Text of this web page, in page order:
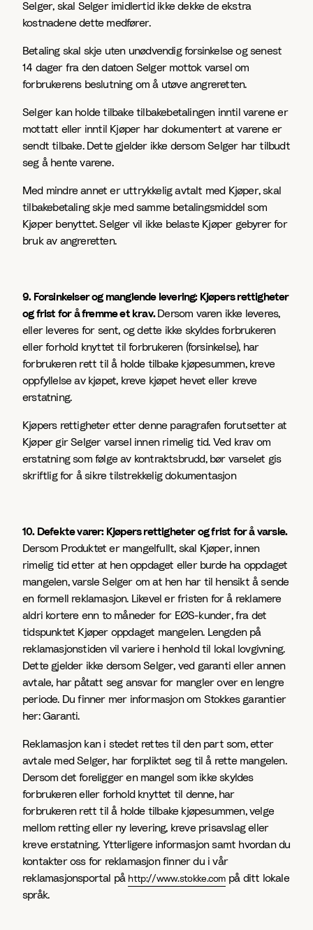
Selger, skal Selger imidlertid ikke dekke de ekstra
kostnadene dette medfører.
Betaling skal skje uten unødvendig forsinkelse og senest
14 dager fra den datoen Selger mottok varsel om
forbrukerens beslutning om å utøve angreretten.
Selger kan holde tilbake tilbakebetalingen inntil varene er
mottatt eller inntil Kjøper har dokumentert at varene er
sendt tilbake. Dette gjelder ikke dersom Selger har tilbudt
seg å hente varene.
Med mindre annet er uttrykkelig avtalt med Kjøper, skal
tilbakebetaling skje med samme betalingsmiddel som
Kjøper benyttet. Selger vil ikke belaste Kjøper gebyrer for
bruk av angreretten.
9. Forsinkelser og manglende levering: Kjøpers rettigheter
og frist for å fremme et krav. Dersom varen ikke leveres,
eller leveres for sent, og dette ikke skyldes forbrukeren
eller forhold knyttet til forbrukeren (forsinkelse), har
forbrukeren rett til å holde tilbake kjøpesummen, kreve
oppfyllelse av kjøpet, kreve kjøpet hevet eller kreve
erstatning.
Kjøpers rettigheter etter denne paragrafen forutsetter at
Kjøper gir Selger varsel innen rimelig tid. Ved krav om
erstatning som følge av kontraktsbrudd, bør varselet gis
skriftlig for å sikre tilstrekkelig dokumentasjon
10. Defekte varer: Kjøpers rettigheter og frist for å varsle.
Dersom Produktet er mangelfullt, skal Kjøper, innen
rimelig tid etter at hen oppdaget eller burde ha oppdaget
mangelen, varsle Selger om at hen har til hensikt å sende
en formell reklamasjon. Likevel er fristen for å reklamere
aldri kortere enn to måneder for EØS-kunder, fra det
tidspunktet Kjøper oppdaget mangelen. Lengden på
reklamasjonstiden vil variere i henhold til lokal lovgivning.
Dette gjelder ikke dersom Selger, ved garanti eller annen
avtale, har påtatt seg ansvar for mangler over en lengre
periode. Du finner mer informasjon om Stokkes garantier
her: Garanti.
Reklamasjon kan i stedet rettes til den part som, etter
avtale med Selger, har forpliktet seg til å rette mangelen.
Dersom det foreligger en mangel som ikke skyldes
forbrukeren eller forhold knyttet til denne, har
forbrukeren rett til å holde tilbake kjøpesummen, velge
mellom retting eller ny levering, kreve prisavslag eller
kreve erstatning. Ytterligere informasjon samt hvordan du
kontakter oss for reklamasjon finner du i vår
reklamasjonsportal på http://www.stokke.compå ditt lokale
språk.